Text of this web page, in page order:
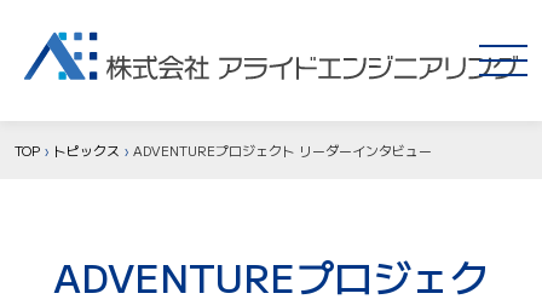
TOP トピックス ADVENTUREプロジェクト リーダーインタビュー
ADVENTUREプロジェク